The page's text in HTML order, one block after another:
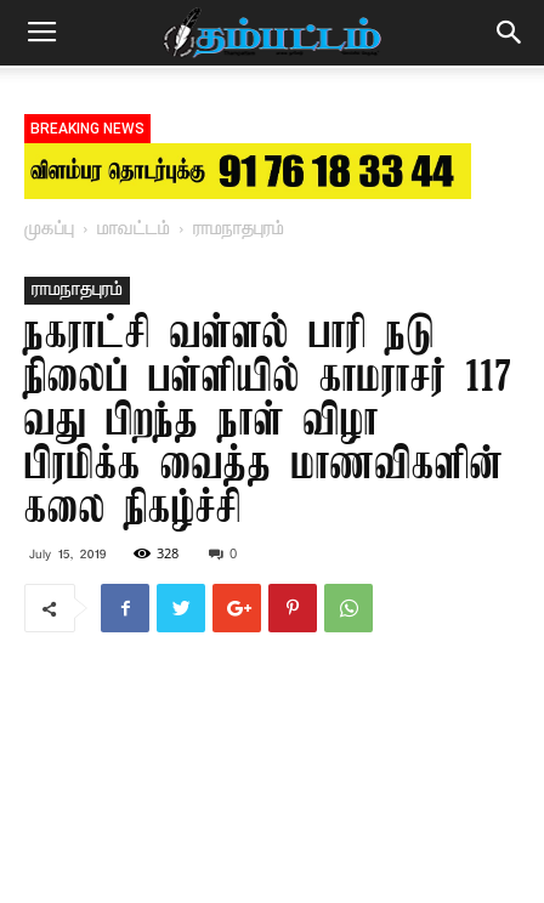
BREAKING NEWS
முகப்பு மாவட்டம் ராமநாதபுரம்
ராமநாதபுரம்
நகராட்சி வள்ளல் பாரி நடு
நிலைப் பள்ளியில் காமராசர் 117
வது பிறந்த நாள் விழா –
பிரமிக்க வைத்த மாணவிகளின்
கலை நிகழ்ச்சி
July 15, 2019 328 0